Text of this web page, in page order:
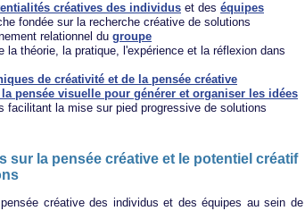
créatives des individus et des équipes
fondée sur la recherche créative de solutions
relationnel du groupe
la théorie, la pratique, l'expérience et la réflexion dans
de créativité et de la pensée créative
pensée visuelle pour générer et organiser les idées
facilitant la mise sur pied progressive de solutions
sur la pensée créative et le potentiel créatif
créative des individus et des équipes au sein de